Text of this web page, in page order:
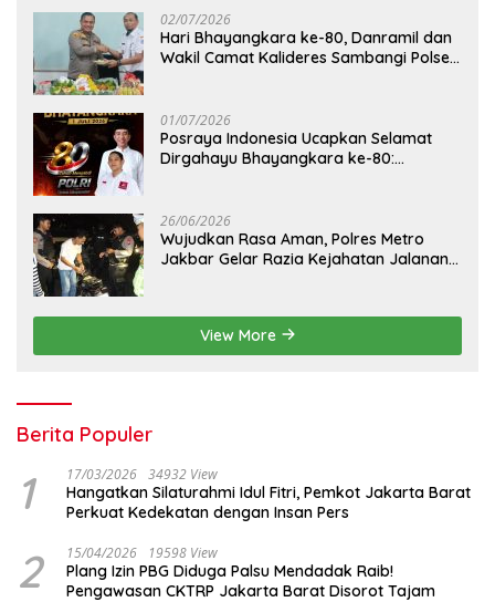
02/07/2026
Hari Bhayangkara ke-80, Danramil dan
Wakil Camat Kalideres Sambangi Polsek
01/07/2026
Posraya Indonesia Ucapkan Selamat
Dirgahayu Bhayangkara ke-80:
26/06/2026
Wujudkan Rasa Aman, Polres Metro
Jakbar Gelar Razia Kejahatan Jalanan
View More
Berita Populer
1 17/03/2026 34932 View
Hangatkan Silaturahmi Idul Fitri, Pemkot Jakarta Barat
Perkuat Kedekatan dengan Insan Pers
2 15/04/2026 19598 View
Plang Izin PBG Diduga Palsu Mendadak Raib!
Pengawasan CKTRP Jakarta Barat Disorot Tajam